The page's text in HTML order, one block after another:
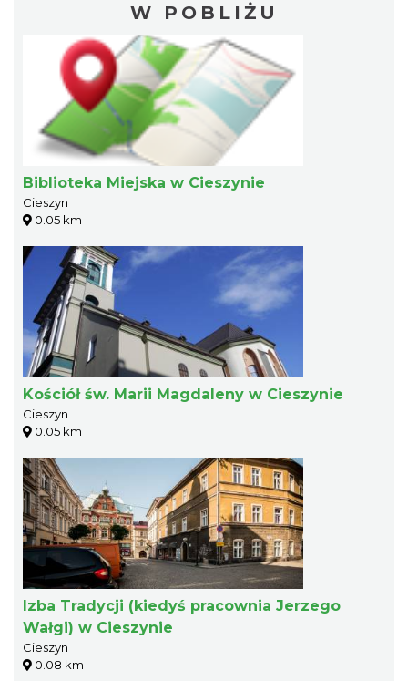
W POBLIŻU
Biblioteka Miejska w Cieszynie
Cieszyn
0.05 km
Kościół św. Marii Magdaleny w Cieszynie
Cieszyn
0.05 km
Izba Tradycji (kiedyś pracownia Jerzego
Wałgi) w Cieszynie
Cieszyn
0.08 km